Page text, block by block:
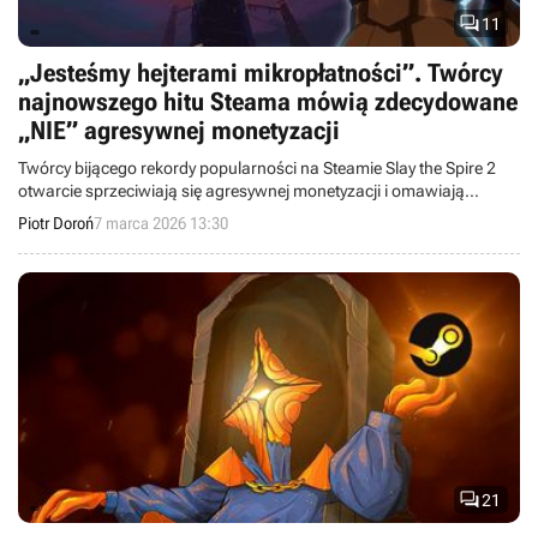
11
„Jesteśmy hejterami mikropłatności”. Twórcy
najnowszego hitu Steama mówią zdecydowane
„NIE” agresywnej monetyzacji
Twórcy bijącego rekordy popularności na Steamie Slay the Spire 2
otwarcie sprzeciwiają się agresywnej monetyzacji i omawiają
główne założenia wczesnego dostępu.
Piotr Doroń7 marca 2026 13:30
21